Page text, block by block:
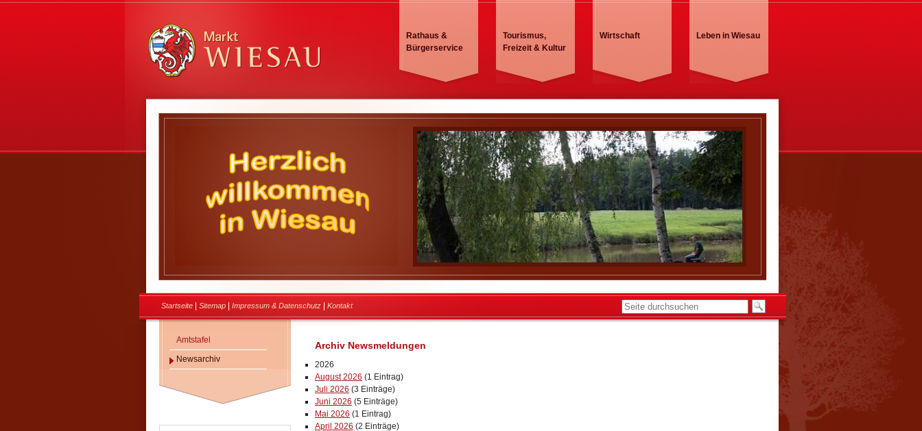
Rathaus &
Bürgerservice
Tourismus,
Freizeit & Kultur
Wirtschaft Leben in Wiesau
Startseite Sitemap Impressum & Datenschutz Kontakt
Archiv Newsmeldungen
2026
August 2026 (1 Eintrag)
Juli 2026 (3 Einträge)
Juni 2026 (5 Einträge)
Mai 2026 (1 Eintrag)
April 2026 (2 Einträge)
Amtstafel
Newsarchiv